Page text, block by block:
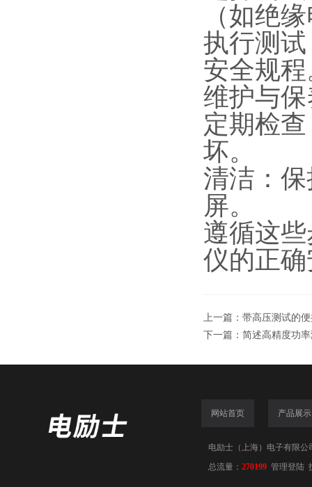
（如绝
执行测
安全规
维护与
定期检
坏。
清洁：
屏。
遵循这
仪的正
上一篇： 带高压测试的便
下一篇： 简述高精度功
网站首页 产品展示
电励士（上海）电子有限公
总流量： 270199 管理登陆